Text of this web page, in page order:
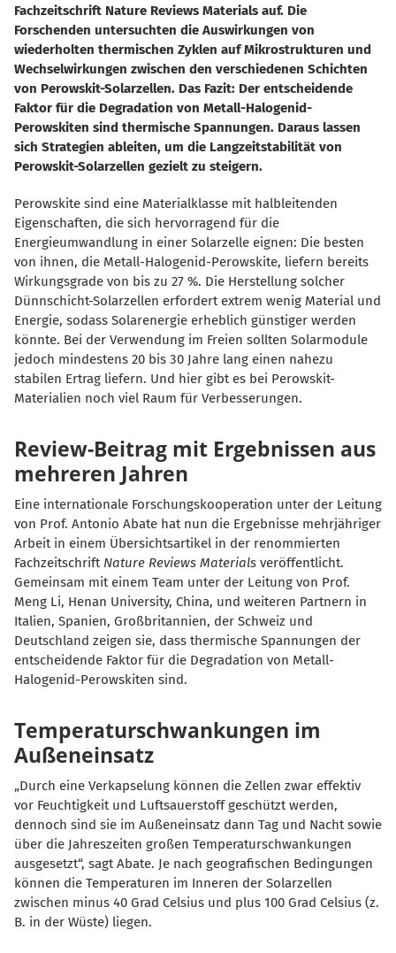
Fachzeitschrift Nature Reviews Materials auf. Die
Forschenden untersuchten die Auswirkungen von
wiederholten thermischen Zyklen auf Mikrostrukturen und
Wechselwirkungen zwischen den verschiedenen Schichten
von Perowskit-Solarzellen. Das Fazit: Der entscheidende
Faktor für die Degradation von Metall-Halogenid-
Perowskiten sind thermische Spannungen. Daraus lassen
sich Strategien ableiten, um die Langzeitstabilität von
Perowskit-Solarzellen gezielt zu steigern.
Perowskite sind eine Materialklasse mit halbleitenden
Eigenschaften, die sich hervorragend für die
Energieumwandlung in einer Solarzelle eignen: Die besten
von ihnen, die Metall-Halogenid-Perowskite, liefern bereits
Wirkungsgrade von bis zu 27 %. Die Herstellung solcher
Dünnschicht-Solarzellen erfordert extrem wenig Material und
Energie, sodass Solarenergie erheblich günstiger werden
könnte. Bei der Verwendung im Freien sollten Solarmodule
jedoch mindestens 20 bis 30 Jahre lang einen nahezu
stabilen Ertrag liefern. Und hier gibt es bei Perowskit-
Materialien noch viel Raum für Verbesserungen.
Review-Beitrag mit Ergebnissen aus
mehreren Jahren
Eine internationale Forschungskooperation unter der Leitung
von Prof. Antonio Abate hat nun die Ergebnisse mehrjähriger
Arbeit in einem Übersichtsartikel in der renommierten
Fachzeitschrift Nature Reviews Materials veröffentlicht.
Gemeinsam mit einem Team unter der Leitung von Prof.
Meng Li, Henan University, China, und weiteren Partnern in
Italien, Spanien, Großbritannien, der Schweiz und
Deutschland zeigen sie, dass thermische Spannungen der
entscheidende Faktor für die Degradation von Metall-
Halogenid-Perowskiten sind.
Temperaturschwankungen im
Außeneinsatz
Durch eine Verkapselung können die Zellen zwar effektiv
vor Feuchtigkeit und Luftsauerstoff geschützt werden,
dennoch sind sie im Außeneinsatz dann Tag und Nacht sowie
über die Jahreszeiten großen Temperaturschwankungen
ausgesetzt“, sagt Abate. Je nach geografischen Bedingungen
können die Temperaturen im Inneren der Solarzellen
zwischen minus 40 Grad Celsius und plus 100 Grad Celsius (z.
B. in der Wüste) liegen.